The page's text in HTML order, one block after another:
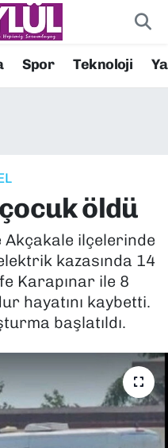
Spor Teknoloji
öldü
Akçakale ilçelerinde
kazasında 14
Karapınar ile 8
hayatını kaybetti.
başlatıldı.
ve Fikstür